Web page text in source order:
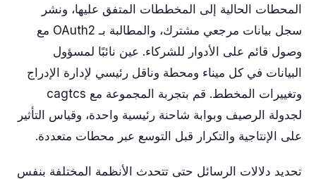
المحطات الحالية إلى المخططات المتفق عليها، ونشر
سجل بيانات مرجعي مشترك، والمطالبة بـ OAuth2 مع
وصول قائم على الأدوار للشركاء. عين نائبًا لمسؤول
البيانات في كل ميناء ومحطة وناقل رئيسي لإدارة الإدراج
وتغييرات المخطط. قم بتجربة المجموعة مع cagtcs
لجدولة الرصيف وبوابة شاحنة رئيسية واحدة، وقياس التأثير
على الإنتاجية والتكرار قبل التوسع عبر محطات متعددة.
تحديد دلالات الرسائل حتى تتحدث الأنظمة المختلفة بنفس